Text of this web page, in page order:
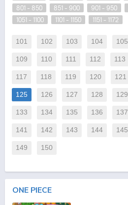
801 - 850
851 - 900 901 - 950
1051 - 1100
1101 - 1150 1151 - 1172
101 102 103 104 105
109 110 111 112 113
117 118 119 120 121
125 126 127 128 129
133 134 135 136 137
141 142 143 144 145
149 150
ONE PIECE